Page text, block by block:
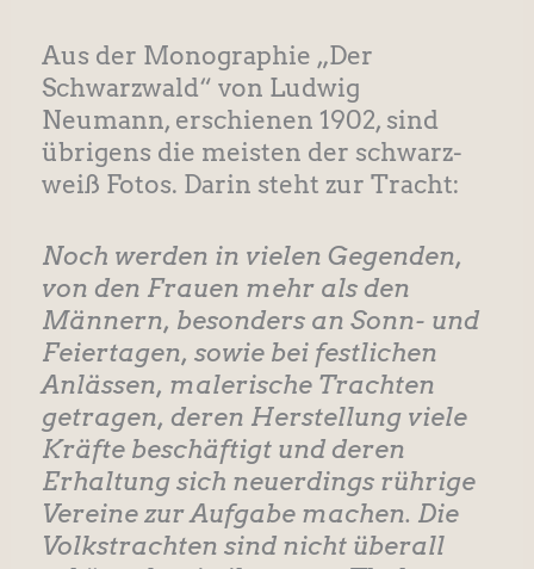
Aus der Monographie „Der
Schwarzwald“ von Ludwig
Neumann, erschienen 1902, sind
übrigens die meisten der schwarz-
weiß Fotos. Darin steht zur Tracht:
Noch werden in vielen Gegenden,
von den Frauen mehr als den
Männern, besonders an Sonn- und
Feiertagen, sowie bei festlichen
Anlässen, malerische Trachten
getragen, deren Herstellung viele
Kräfte beschäftigt und deren
Erhaltung sich neuerdings rührige
Vereine zur Aufgabe machen. Die
Volkstrachten sind nicht überall